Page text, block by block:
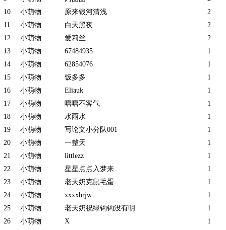
10
小萌物 原来银河清浅
2
11
小萌物 白天黑夜
2
12
小萌物 爱莉丝
2
13
小萌物 67484935
1
14
小萌物 62854076
1
15
小萌物 饭多多
1
16
小萌物 Eliauk
1
17
小萌物 嘻嘻不客气
1
18
小萌物 水雨水
1
19
小萌物 写论文小分队001
1
20
小萌物 一整天
1
21
小萌物 littlezz
1
22
小萌物 星星点点入梦来
1
23
小萌物 老天奶克鼠毛蛋
1
24
小萌物 xxxxhrjw
1
25
小萌物 老天奶祝绿钩钩没有明
1
26
小萌物 X
1